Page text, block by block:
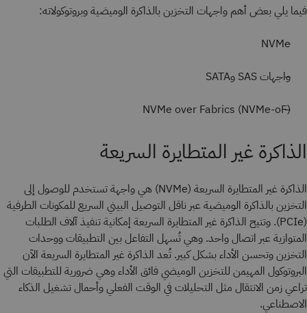
فيما يلي بعض أهم واجهات التخزين بالذاكرة الوميضية وبروتوكولاته:
NVMe
واجهات SAS وSATA
NVMe over Fabrics (NVMe-oF)
الذاكرة غير المتطايرة السريعة
الذاكرة غير المتطايرة السريعة (NVMe) هي واجهة تستخدم للوصول إلى
التخزين بالذاكرة الوميضية عبر ناقل التوصيل البيني السريع للمكونات الطرفية
(PCIe). وتتيح الذاكرة غير المتطايرة السريعة إمكانية تنفيذ آلاف الطلبات
المتوازية عبر اتصال واحد. وهي تُسهل التفاعل بين التطبيقات ووحدات
التخزين وتحسن الأداء بشكل كبير. تُعد الذاكرة غير المتطايرة السريعة الآن
البروتوكول المهيمن للتخزين الوميضي فائق الأداء وهي ضرورية للتطبيقات التي
تراعي زمن الانتقال مثل التحليلات في الوقت الفعلي وأحمال تشغيل الذكاء
الاصطناعي.